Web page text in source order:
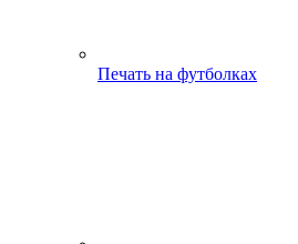
Печать на футболках